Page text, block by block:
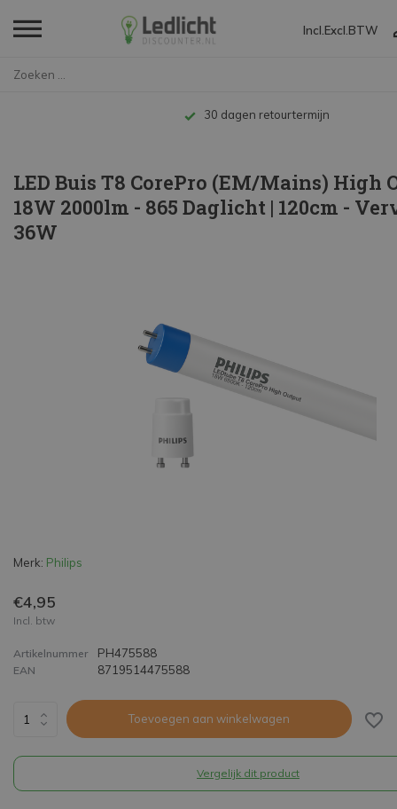
Incl. Excl. BTW
Tot 10 jaar garantie
LED Buis T8 CorePro (EM/Mains) High
18W 2000lm - 865 Daglicht | 120cm -
36W
Merk: Philips
€4,95
Incl. btw
Artikelnummer PH475588
EAN 8719514475588
Toevoegen aan winkelwagen
Vergelijk dit product